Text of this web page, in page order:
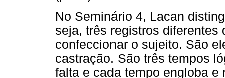
No Seminário 4, Lacan
seja, três registros diferentes
confeccionar o sujeito. São
castração. São três tempos
falta e cada tempo engloba